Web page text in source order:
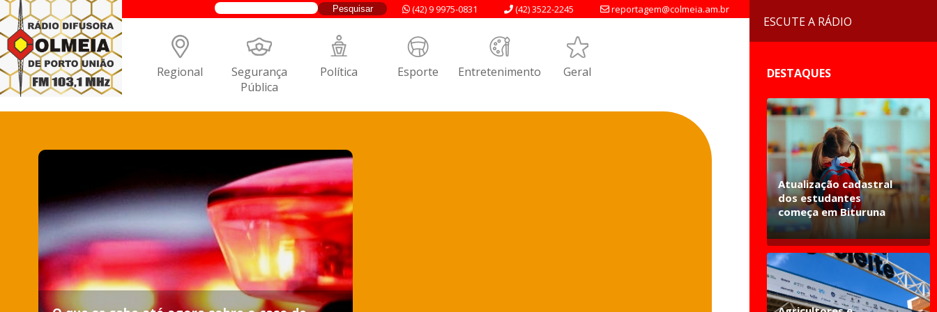
reportagem@colmeia.am.br
(42) 3522-2245
(42) 9 9975-0831
Regional Segurança
Pública
Política Esporte Entretenimento Geral
ESCUTE A RÁDIO
DESTAQUES
Atualização cadastral
dos estudantes
começa em Bituruna